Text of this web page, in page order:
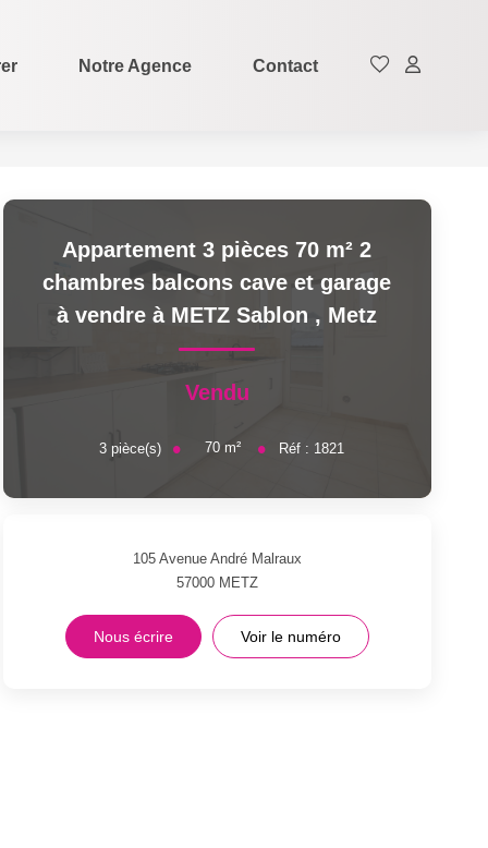
Notre Agence Contact
Appartement 3 pièces 70 m² 2
chambres balcons cave et garage
à vendre à METZ Sablon , Metz
Vendu
3 pièce(s) 70 m² Réf : 1821
105 Avenue André Malraux
57000 METZ
Nous écrire Voir le numéro